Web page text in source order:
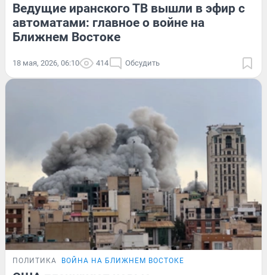
Ведущие иранского ТВ вышли в эфир с
автоматами: главное о войне на
Ближнем Востоке
18 мая, 2026, 06:10 414 Обсудить
ПОЛИТИКА ВОЙНА НА БЛИЖНЕМ ВОСТОКЕ